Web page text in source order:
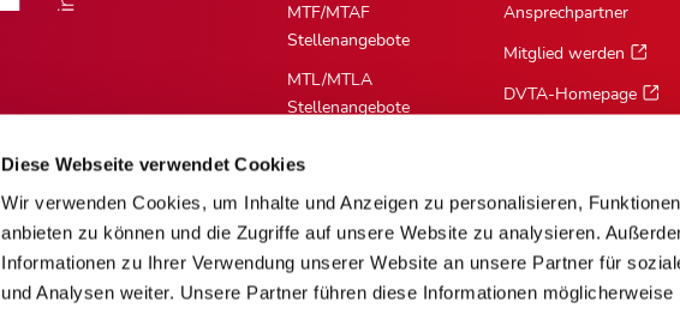
Diese Webseite verwendet Cookies
Wir verwenden Cookies, um Inhalte und Anzeigen zu personalisieren,
anbieten zu können und die Zugriffe auf unsere Website zu analysieren.
Informationen zu Ihrer Verwendung unserer Website an unsere Partner für
und Analysen weiter. Unsere Partner führen diese Informationen
MTF/MTAF
Stellenangebote
MTL/MTLA
Stellenangebote
Stellenangebote
MTV/VMTA
Stellenangebote
Ansprechpartner
Mitglied werden
DVTA-Homepage